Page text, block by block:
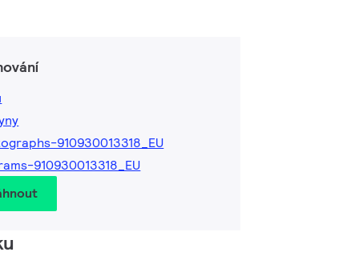
910930013318_EU
910930013318_EU